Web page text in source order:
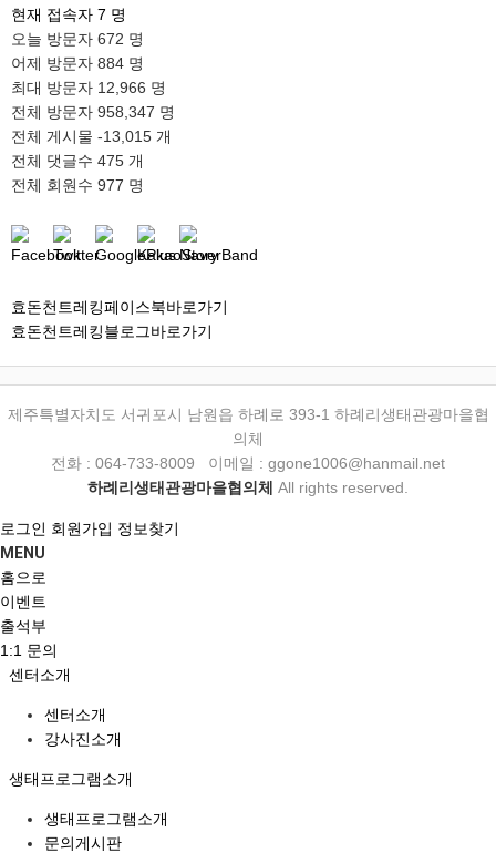
현재 접속자 7 명
오늘 방문자 672 명
어제 방문자 884 명
최대 방문자 12,966 명
전체 방문자 958,347 명
전체 게시물 -13,015 개
전체 댓글수 475 개
전체 회원수 977 명
효돈천트레킹페이스북바로가기
효돈천트레킹블로그바로가기
제주특별자치도 서귀포시 남원읍 하례로 393-1 하례리생태관광마을협
의체
전화 : 064-733-8009 이메일 : ggone1006@hanmail.net
하례리생태관광마을협의체 All rights reserved.
로그인 회원가입 정보찾기
MENU
홈으로
이벤트
출석부
1:1 문의
센터소개
센터소개
강사진소개
생태프로그램소개
생태프로그램소개
문의게시판